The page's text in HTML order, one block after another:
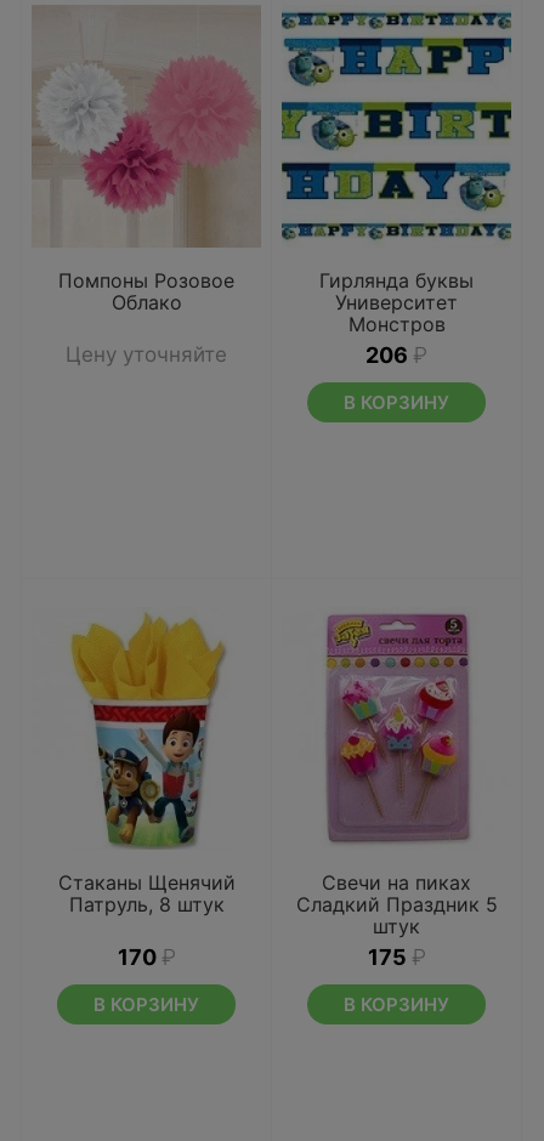
Помпоны Розовое
Облако
Цену уточняйте
Гирлянда буквы
Университет
Монстров
206 ₽
В КОРЗИНУ
Стаканы Щенячий
Патруль, 8 штук
170 ₽
В КОРЗИНУ
Свечи на пиках
Сладкий Праздник 5
штук
175 ₽
В КОРЗИНУ